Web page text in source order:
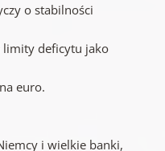
o stabilności
limity deficytu jako
euro.
i wielkie banki,